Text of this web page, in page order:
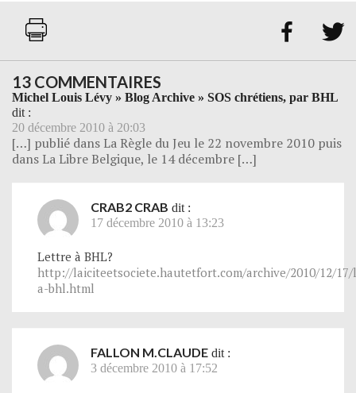
 
13 COMMENTAIRES
Michel Louis Lévy » Blog Archive » SOS chrétiens, par BHL
dit :
20 décembre 2010 à 20:03
[…] publié dans La Règle du Jeu le 22 novembre 2010 puis
dans La Libre Belgique, le 14 décembre […]
CRAB2 CRAB dit :
17 décembre 2010 à 13:23
Lettre à BHL?
http://laiciteetsociete.hautetfort.com/archive/2010/12/
a-bhl.html
FALLON M.CLAUDE dit :
3 décembre 2010 à 17:52